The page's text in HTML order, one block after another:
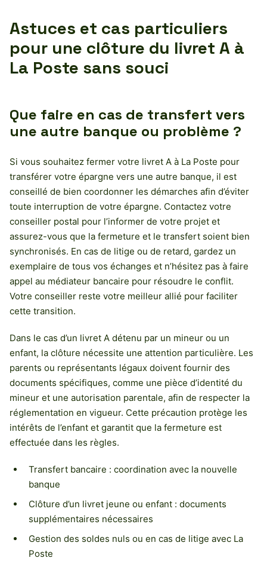
Astuces et cas particuliers
pour une clôture du livret A à
La Poste sans souci
Que faire en cas de transfert vers
une autre banque ou problème ?
Si vous souhaitez fermer votre livret A à La Poste pour
transférer votre épargne vers une autre banque, il est
conseillé de bien coordonner les démarches afin d’éviter
toute interruption de votre épargne. Contactez votre
conseiller postal pour l’informer de votre projet et
assurez-vous que la fermeture et le transfert soient bien
synchronisés. En cas de litige ou de retard, gardez un
exemplaire de tous vos échanges et n’hésitez pas à faire
appel au médiateur bancaire pour résoudre le conflit.
Votre conseiller reste votre meilleur allié pour faciliter
cette transition.
Dans le cas d’un livret A détenu par un mineur ou un
enfant, la clôture nécessite une attention particulière. Les
parents ou représentants légaux doivent fournir des
documents spécifiques, comme une pièce d’identité du
mineur et une autorisation parentale, afin de respecter la
réglementation en vigueur. Cette précaution protège les
intérêts de l’enfant et garantit que la fermeture est
effectuée dans les règles.
Transfert bancaire : coordination avec la nouvelle
banque
Clôture d’un livret jeune ou enfant : documents
supplémentaires nécessaires
Gestion des soldes nuls ou en cas de litige avec La
Poste